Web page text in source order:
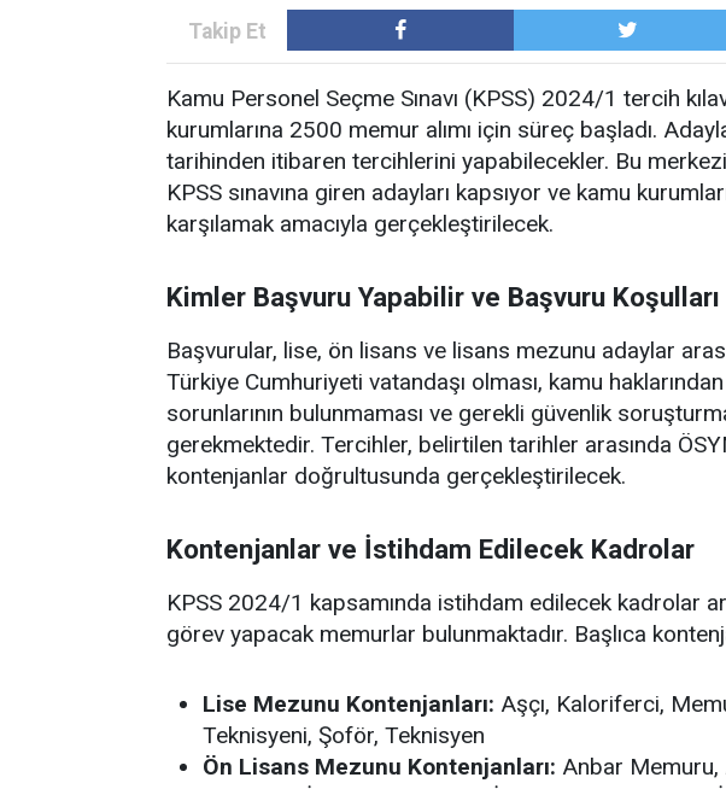
Kamu Personel Seçme Sınavı (KPSS) 2024/1 tercih
kurumlarına 2500 memur alımı için süreç başladı.
tarihinden itibaren tercihlerini yapabilecekler. Bu
KPSS sınavına giren adayları kapsıyor ve kamu
karşılamak amacıyla gerçekleştirilecek.
Kimler Başvuru Yapabilir ve Başvuru Koşulları
Başvurular, lise, ön lisans ve lisans mezunu adaylar
Türkiye Cumhuriyeti vatandaşı olması, kamu
sorunlarının bulunmaması ve gerekli güvenlik
gerekmektedir. Tercihler, belirtilen tarihler arasında
kontenjanlar doğrultusunda gerçekleştirilecek.
Kontenjanlar ve İstihdam Edilecek Kadrolar
KPSS 2024/1 kapsamında istihdam edilecek kadrolar
görev yapacak memurlar bulunmaktadır. Başlıca
Lise Mezunu Kontenjanları: Aşçı, Kaloriferci,
Teknisyeni, Şoför, Teknisyen
Ön Lisans Mezunu Kontenjanları: Anbar Memuru,